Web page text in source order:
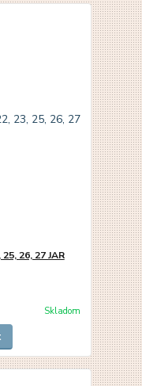
26, 27 JAR
Skladom